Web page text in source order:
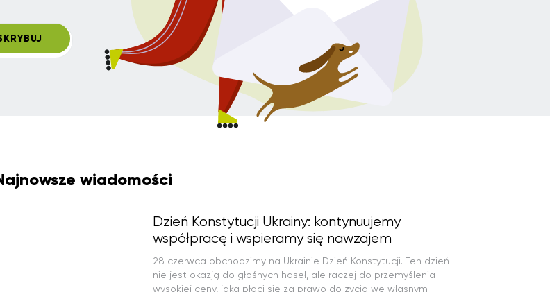
wiadomości
Dzień Konstytucji Ukrainy: kontynuujemy
współpracę i wspieramy się nawzajem
28 czerwca obchodzimy na Ukrainie Dzień Konstytucji. Ten dzień
nie jest okazją do głośnych haseł, ale raczej do przemyślenia
wysokiej ceny, jaką płaci się za prawo do życia we własnym